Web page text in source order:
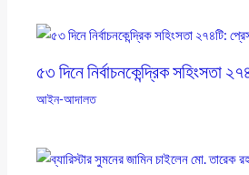
৫৩ দিনে নির্বাচনকেন্দ্রিক সহিংসতা
আইন-আদালত